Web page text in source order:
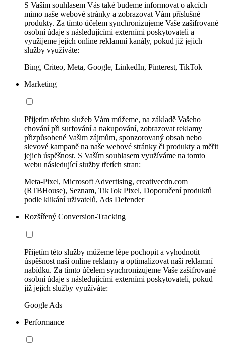
S Vaším souhlasem Vás také budeme informovat o akcích
mimo naše webové stránky a zobrazovat Vám příslušné
produkty. Za tímto účelem synchronizujeme Vaše zašifrované
osobní údaje s následujícími externími poskytovateli a
využijeme jejich online reklamní kanály, pokud již jejich
služby využíváte:
Bing, Criteo, Meta, Google, LinkedIn, Pinterest, TikTok
Marketing
Přijetím těchto služeb Vám můžeme, na základě Vašeho
chování při surfování a nakupování, zobrazovat reklamy
přizpůsobené Vašim zájmům, sponzorovaný obsah nebo
slevové kampaně na naše webové stránky či produkty a měřit
jejich úspěšnost. S Vaším souhlasem využíváme na tomto
webu následující služby třetích stran:
Meta-Pixel, Microsoft Advertising, creativecdn.com
(RTBHouse), Seznam, TikTok Pixel, Doporučení produktů
podle klikání uživatelů, Ads Defender
Rozšířený Conversion-Tracking
Přijetím této služby můžeme lépe pochopit a vyhodnotit
úspěšnost naší online reklamy a optimalizovat naši reklamní
nabídku. Za tímto účelem synchronizujeme Vaše zašifrované
osobní údaje s následujícími externími poskytovateli, pokud
již jejich služby využíváte:
Google Ads
Performance